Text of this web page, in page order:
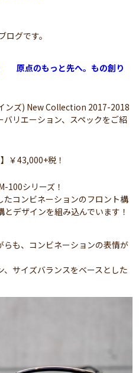
グです。
原点のもっと先へ。もの創り
ンズ) New Collection 2017-2018
リエーション、スペックをご紹
￥43,000+税！
100シリーズ！
コンビネーションのフロント構
デザインを組み込んでいます！
も、コンビネーションの表情が
サイズバランスをベースとした